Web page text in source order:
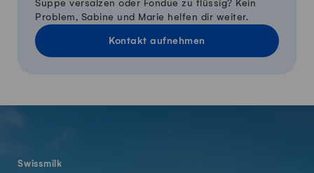
Suppe versalzen oder Fondue zu flüssig? Kein
Problem, Sabine und Marie helfen dir weiter.
Kontakt aufnehmen
Swissmilk